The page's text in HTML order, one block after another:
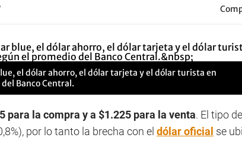
el dólar ahorro, el dólar tarjeta y el dólar turista en
Banco Central.
para la compra y a $1.225 para la venta. El tipo de
por lo tanto la brecha con el dólar oficial se